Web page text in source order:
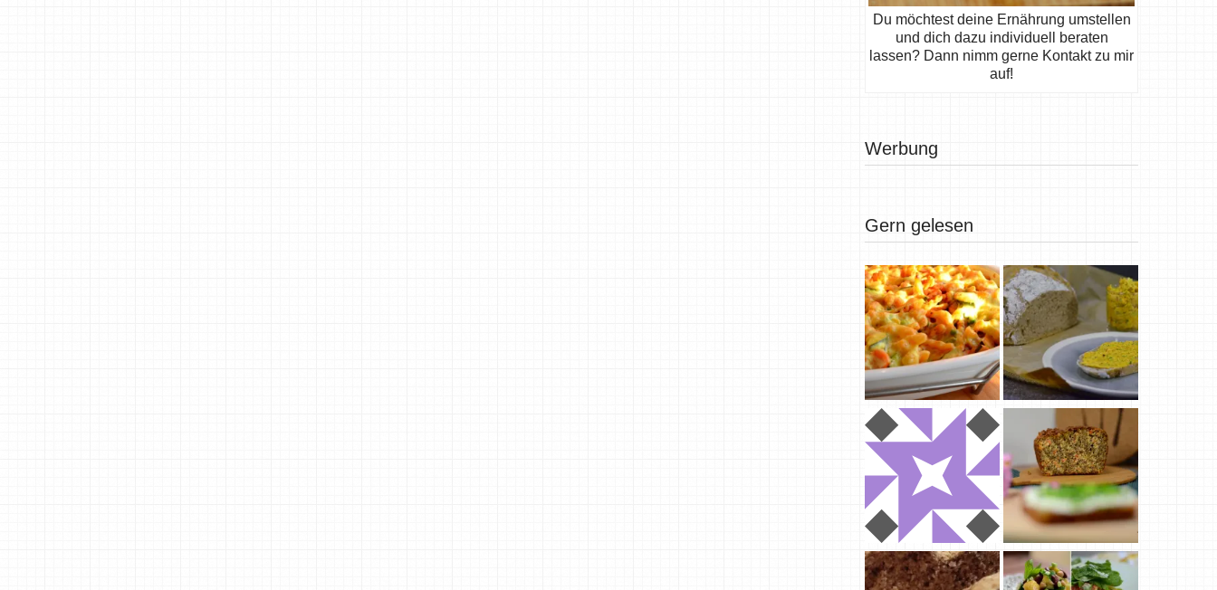
Du möchtest deine Ernährung umstellen
und dich dazu individuell beraten
lassen? Dann nimm gerne Kontakt zu mir
auf!
Werbung
Gern gelesen